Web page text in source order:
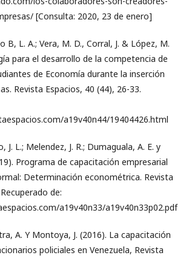
[Consulta: 2020, 23 de enero]
B, L. A.; Vera, M. D., Corral, J. & López, M.
para el desarrollo de la competencia de
de Economía durante la inserción
Revista Espacios, 40 (44), 26-33.
a19v40n44/19404426.html
J. L.; Melendez, J. R.; Dumaguala, A. E. y
Programa de capacitación empresarial
Determinación econométrica. Revista
de:
a19v40n33/a19v40n33p02.pdf
A. Y Montoya, J. (2016). La capacitación
policiales en Venezuela, Revista